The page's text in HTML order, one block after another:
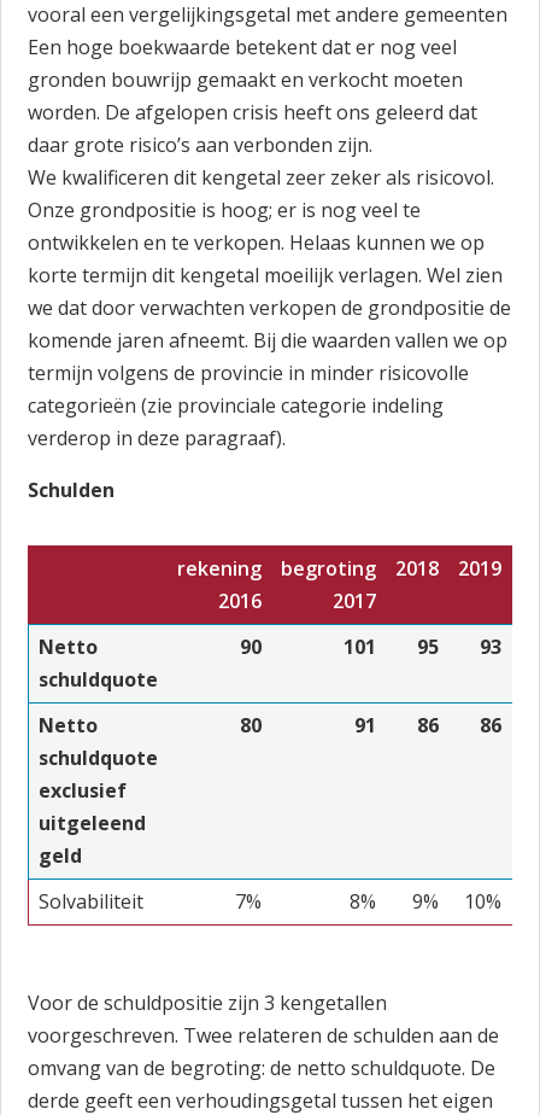
vooral een vergelijkingsgetal met andere gemeenten
Een hoge boekwaarde betekent dat er nog veel
gronden bouwrijp gemaakt en verkocht moeten
worden. De afgelopen crisis heeft ons geleerd dat
daar grote risico’s aan verbonden zijn.
We kwalificeren dit kengetal zeer zeker als risicovol.
Onze grondpositie is hoog; er is nog veel te
ontwikkelen en te verkopen. Helaas kunnen we op
korte termijn dit kengetal moeilijk verlagen. Wel zien
we dat door verwachten verkopen de grondpositie de
komende jaren afneemt. Bij die waarden vallen we op
termijn volgens de provincie in minder risicovolle
categorieën (zie provinciale categorie indeling
verderop in deze paragraaf).
Schulden
rekening
2016
begroting
2017
2018 2019
Netto
schuldquote
90 101 95 93
Netto
schuldquote
exclusief
uitgeleend
geld
80 91 86 86
Solvabiliteit 7% 8% 9% 10%
Voor de schuldpositie zijn 3 kengetallen
voorgeschreven. Twee relateren de schulden aan de
omvang van de begroting: de netto schuldquote. De
derde geeft een verhoudingsgetal tussen het eigen